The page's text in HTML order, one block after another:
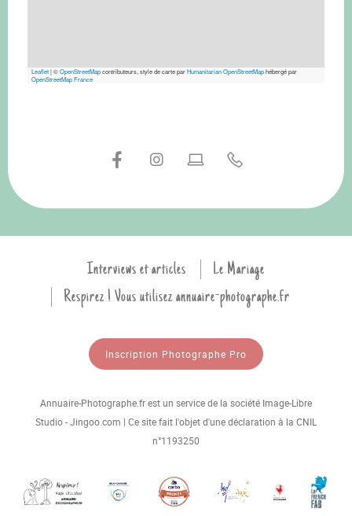
Leaflet|©OpenStreetMapcontributeurs, style de carte parHumanitarian OpenStreetMaphébergé par
OpenStreetMap France
Interviews et articles
Le Mariage
Respirez ! Vous utilisez annuaire-photographe.fr
Inscription Photographe Pro
Annuaire-Photographe.fr est un service de la société Image-Libre
Studio - Jingoo.com | Ce site fait l'objet d'une déclaration à la CNIL
n°1193250